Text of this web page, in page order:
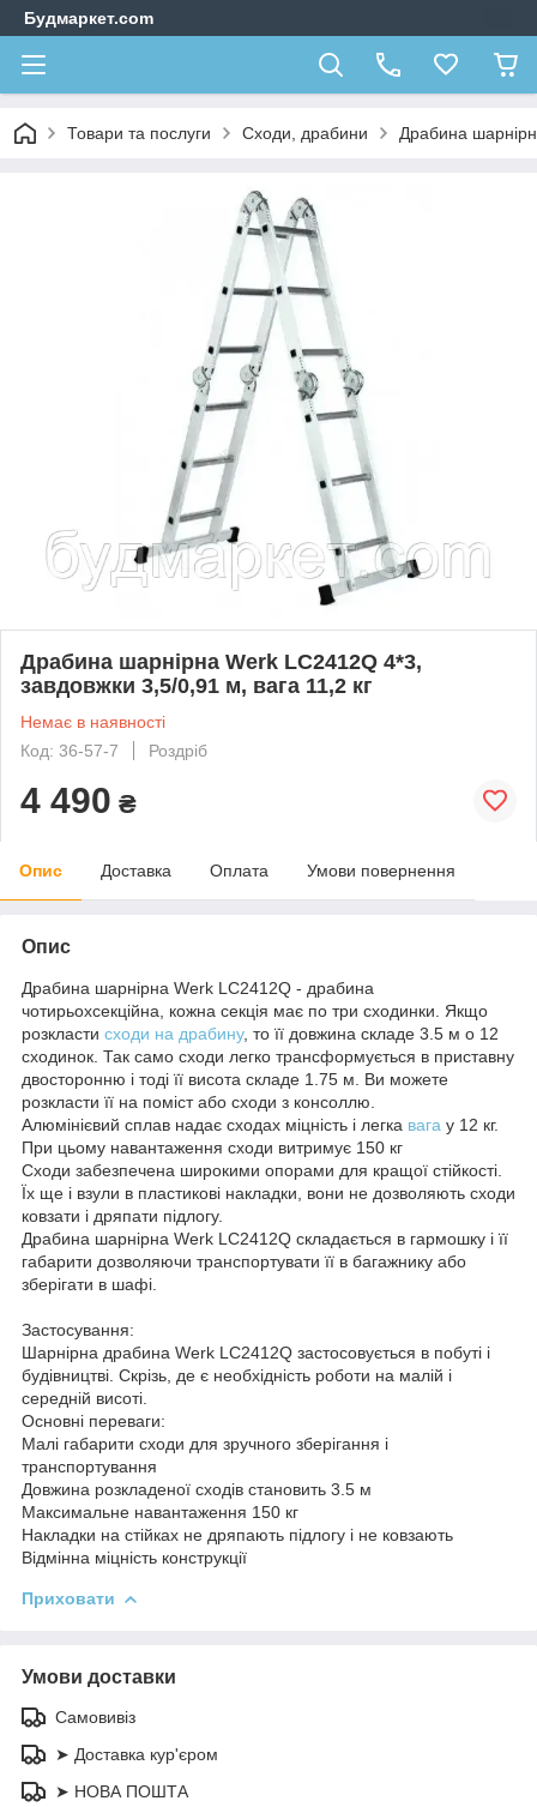
Будмаркет.com
Товари та послуги Сходи, драбини Драбина
Драбина шарнірна Werk LС2412Q 4*3,
завдовжки 3,5/0,91 м, вага 11,2 кг
Немає в наявності
Код: 36-57-7
Роздріб
4 490 ₴
Опис Доставка Оплата Умови повернення
Опис
Драбина шарнірна Werk LC2412Q - драбина
чотирьохсекційна, кожна секція має по три сходинки. Якщо
розкласти сходи на драбину, то її довжина складе 3.5 м о 12
сходинок. Так само сходи легко трансформується в приставну
двосторонню і тоді її висота складе 1.75 м. Ви можете
розкласти її на поміст або сходи з консоллю.
Алюмінієвий сплав надає сходах міцність і легка вага у 12 кг.
При цьому навантаження сходи витримує 150 кг
Сходи забезпечена широкими опорами для кращої стійкості.
Їх ще і взули в пластикові накладки, вони не дозволяють сходи
ковзати і дряпати підлогу.
Драбина шарнірна Werk LC2412Q складається в гармошку і її
габарити дозволяючи транспортувати її в багажнику або
зберігати в шафі.
Застосування:
Шарнірна драбина Werk LC2412Q застосовується в побуті і
будівництві. Скрізь, де є необхідність роботи на малій і
середній висоті.
Основні переваги:
Малі габарити сходи для зручного зберігання і
транспортування
Довжина розкладеної сходів становить 3.5 м
Максимальне навантаження 150 кг
Накладки на стійках не дряпають підлогу і не ковзають
Відмінна міцність конструкції
Приховати
Умови доставки
Самовивіз
➤ Доставка кур'єром
➤ НОВА ПОШТА